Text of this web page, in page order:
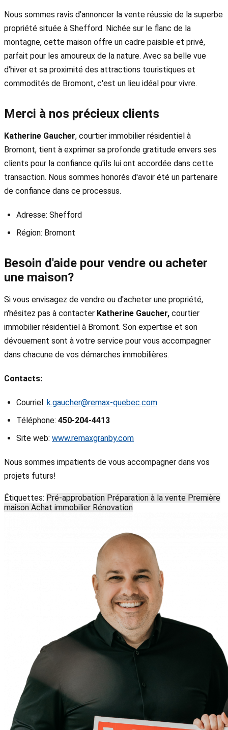
Nous sommes ravis d'annoncer la vente réussie de la superbe
propriété située à Shefford. Nichée sur le flanc de la
montagne, cette maison offre un cadre paisible et privé,
parfait pour les amoureux de la nature. Avec sa belle vue
d'hiver et sa proximité des attractions touristiques et
commodités de Bromont, c'est un lieu idéal pour vivre.
Merci à nos précieux clients
Katherine Gaucher, courtier immobilier résidentiel à
Bromont, tient à exprimer sa profonde gratitude envers ses
clients pour la confiance qu'ils lui ont accordée dans cette
transaction. Nous sommes honorés d'avoir été un partenaire
de confiance dans ce processus.
Adresse: Shefford
Région: Bromont
Besoin d'aide pour vendre ou acheter
une maison?
Si vous envisagez de vendre ou d'acheter une propriété,
n'hésitez pas à contacter Katherine Gaucher, courtier
immobilier résidentiel à Bromont. Son expertise et son
dévouement sont à votre service pour vous accompagner
dans chacune de vos démarches immobilières.
Contacts:
Courriel: k.gaucher@remax-quebec.com
Téléphone: 450-204-4413
Site web: www.remaxgranby.com
Nous sommes impatients de vous accompagner dans vos
projets futurs!
Étiquettes: Pré-approbation Préparation à la vente Première
maison Achat immobilier Rénovation